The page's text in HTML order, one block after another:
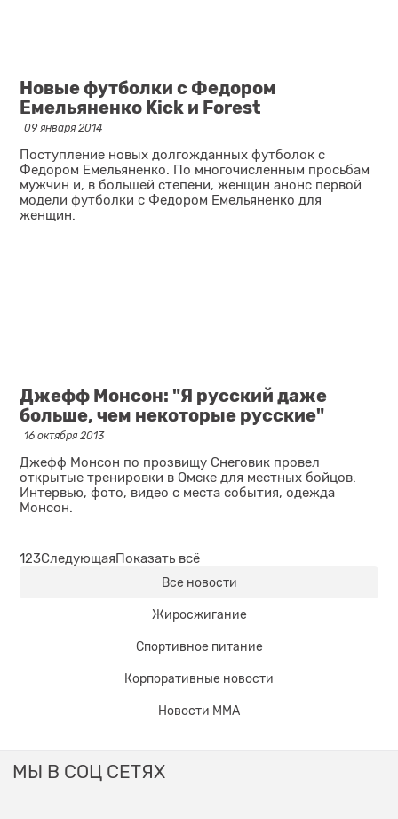
Новые футболки с Федором
Емельяненко Kick и Forest
09 января 2014
Поступление новых долгожданных футболок с
Федором Емельяненко. По многочисленным просьбам
мужчин и, в большей степени, женщин анонс первой
модели футболки с Федором Емельяненко для
женщин.
Джефф Монсон: "Я русский даже
больше, чем некоторые русские"
16 октября 2013
Джефф Монсон по прозвищу Снеговик провел
открытые тренировки в Омске для местных бойцов.
Интервью, фото, видео с места события, одежда
Монсон.
123СледующаяПоказать всё
Все новости
Жиросжигание
Спортивное питание
Корпоративные новости
Новости ММА
МЫ В СОЦ СЕТЯХ